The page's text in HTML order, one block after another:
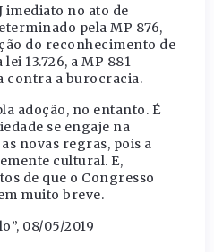
imediato no ato de
pela MP 876,
do reconhecimento de
13.726, a MP 881
contra a burocracia.
adoção, no entanto. É
se engaje na
novas regras, pois a
cultural. E,
de que o Congresso
muito breve.
08/05/2019